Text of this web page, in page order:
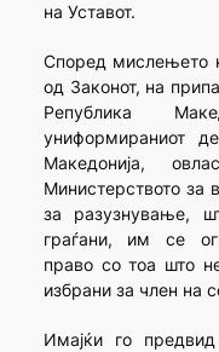
на Уставот.
Според мислењето
од Законот, на
Република
униформираниот
Македонија,
Министерството за
за разузнување,
граѓани, им се
право со тоа што
избрани за член на
Имајќи го